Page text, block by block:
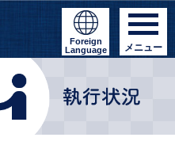
Foreign
Language
メニュー